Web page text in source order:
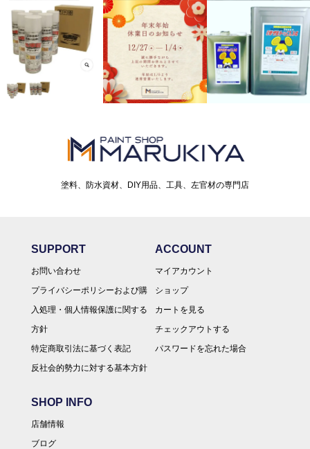
塗料、防水資材、DIY用品、工具、左官材の専門店
SUPPORT
お問い合わせ
プライバシーポリシーおよび購
入処理・個人情報保護に関する
方針
特定商取引法に基づく表記
反社会的勢力に対する基本方針
ACCOUNT
マイアカウント
ショップ
カートを見る
チェックアウトする
パスワードを忘れた場合
SHOP INFO
店舗情報
ブログ